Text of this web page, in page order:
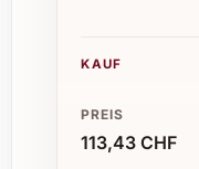
KAUF
PREIS
113,43 CHF